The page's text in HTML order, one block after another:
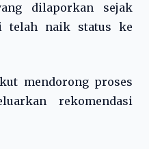
dilaporkan sejak
telah naik status ke
mendorong proses
rekomendasi